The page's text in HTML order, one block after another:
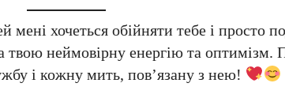
мені хочеться обійняти тебе і просто
твою неймовірну енергію та оптимізм.
і кожну мить, пов’язану з нею!